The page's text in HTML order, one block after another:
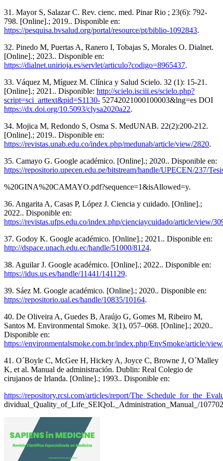
31. Mayor S, Salazar C. Rev. cienc. med. Pinar Rio ; 23(6): 792-
798. [Online].; 2019.. Disponible en:
https://pesquisa.bvsalud.org/portal/resource/pt/biblio-1092843.
32. Pinedo M, Puertas A, Ranero I, Tobajas S, Morales O. Dialnet.
[Online].; 2023.. Disponible en:
https://dialnet.unirioja.es/servlet/articulo?codigo=8965437.
33. Váquez M, Míguez M. Clínica y Salud Scielo. 32 (1): 15-21.
[Online].; 2021.. Disponible: http://scielo.isciii.es/scielo.php?
script=sci_arttext&pid=S1130- 52742021000100003&lng=es DOI
https://dx.doi.org/10.5093/clysa2020a22.
34. Mojica M, Redondo S, Osma S. MedUNAB. 22(2):200-212.
[Online].; 2019.. Disponible en:
https://revistas.unab.edu.co/index.php/medunab/article/view/2820.
35. Camayo G. Google académico. [Online].; 2020.. Disponible en:
https://repositorio.upecen.edu.pe/bitstream/handle/UPECEN/237/
%20GINA%20CAMAYO.pdf?sequence=1&isAllowed=y.
36. Angarita A, Casas P, López J. Ciencia y cuidado. [Online].;
2022.. Disponible en:
https://revistas.ufps.edu.co/index.php/cienciaycuidado/article/view/
37. Godoy K. Google académico. [Online].; 2021.. Disponible en:
http://dspace.unach.edu.ec/handle/51000/8124.
38. Aguilar J. Google académico. [Online].; 2022.. Disponible en:
https://idus.us.es/handle/11441/141129.
39. Sáez M. Google académico. [Online].; 2020.. Disponible en:
https://repositorio.ual.es/handle/10835/10164.
40. De Oliveira A, Guedes B, Araújo G, Gomes M, Ribeiro M,
Santos M. Environmental Smoke. 3(1), 057–068. [Online].; 2020..
Disponible en:
https://environmentalsmoke.com.br/index.php/EnvSmoke/article/
41. O´Boyle C, McGee H, Hickey A, Joyce C, Browne J, O´Malley
K, et al. Manual de administración. Dublin: Real Colegio de
cirujanos de Irlanda. [Online].; 1993.. Disponible en:
https://repository.rcsi.com/articles/report/
dividual_Quality_of_Life_SEIQoL_Administration_Manual_/